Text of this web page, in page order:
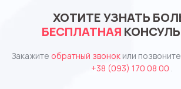
ХОТИТЕ УЗНАТЬ
БЕСПЛАТНАЯ
Закажите обратный звонок или
+38 (093) 170 08 00